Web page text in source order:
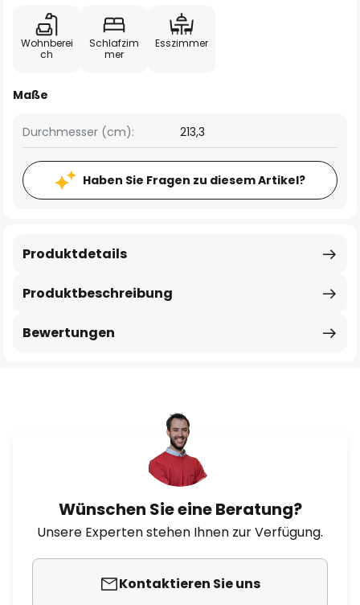
Wohnberei
ch
Schlafzim
mer
Esszimmer
Maße
Durchmesser (cm): 213,3
Haben Sie Fragen zu diesem Artikel?
Produktbeschreibung
Produktdetails
Bewertungen
Wünschen Sie eine Beratung?
Unsere Experten stehen Ihnen zur Verfügung.
Kontaktieren Sie uns